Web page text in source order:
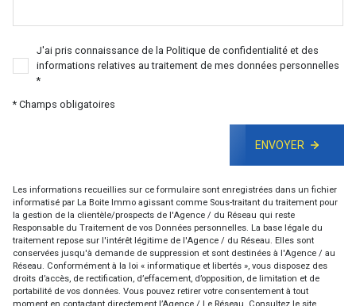
J'ai pris connaissance de la Politique de confidentialité et des
informations relatives au traitement de mes données personnelles
*
* Champs obligatoires
ENVOYER
Les informations recueillies sur ce formulaire sont enregistrées dans un fichier
informatisé par La Boite Immo agissant comme Sous-traitant du traitement pour
la gestion de la clientèle/prospects de l'Agence / du Réseau qui reste
Responsable du Traitement de vos Données personnelles. La base légale du
traitement repose sur l'intérêt légitime de l'Agence / du Réseau. Elles sont
conservées jusqu'à demande de suppression et sont destinées à l'Agence / au
Réseau. Conformément à la loi « informatique et libertés », vous disposez des
droits d’accès, de rectification, d’effacement, d’opposition, de limitation et de
portabilité de vos données. Vous pouvez retirer votre consentement à tout
moment en contactant directement l’Agence / Le Réseau. Consultez le site